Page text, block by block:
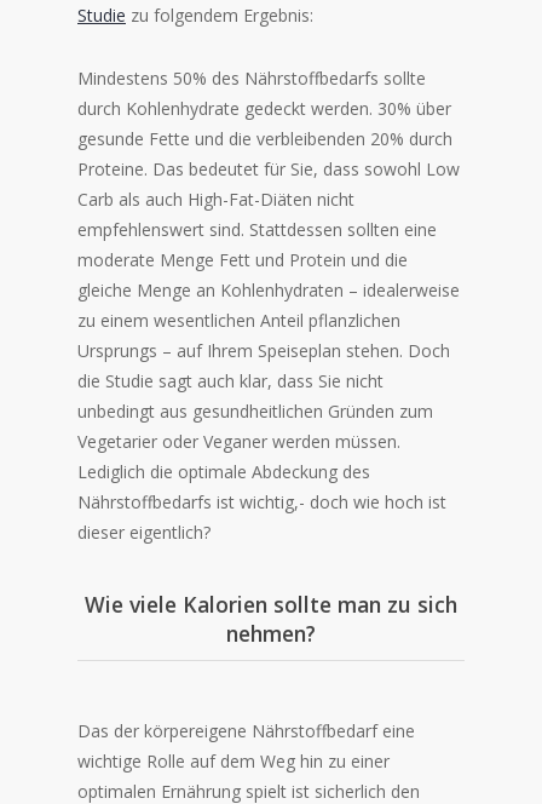
Studie zu folgendem Ergebnis:
Mindestens 50% des Nährstoffbedarfs sollte
durch Kohlenhydrate gedeckt werden. 30% über
gesunde Fette und die verbleibenden 20% durch
Proteine. Das bedeutet für Sie, dass sowohl Low
Carb als auch High-Fat-Diäten nicht
empfehlenswert sind. Stattdessen sollten eine
moderate Menge Fett und Protein und die
gleiche Menge an Kohlenhydraten – idealerweise
zu einem wesentlichen Anteil pflanzlichen
Ursprungs – auf Ihrem Speiseplan stehen. Doch
die Studie sagt auch klar, dass Sie nicht
unbedingt aus gesundheitlichen Gründen zum
Vegetarier oder Veganer werden müssen.
Lediglich die optimale Abdeckung des
Nährstoffbedarfs ist wichtig,- doch wie hoch ist
dieser eigentlich?
Wie viele Kalorien sollte man zu sich
nehmen?
Das der körpereigene Nährstoffbedarf eine
wichtige Rolle auf dem Weg hin zu einer
optimalen Ernährung spielt ist sicherlich den